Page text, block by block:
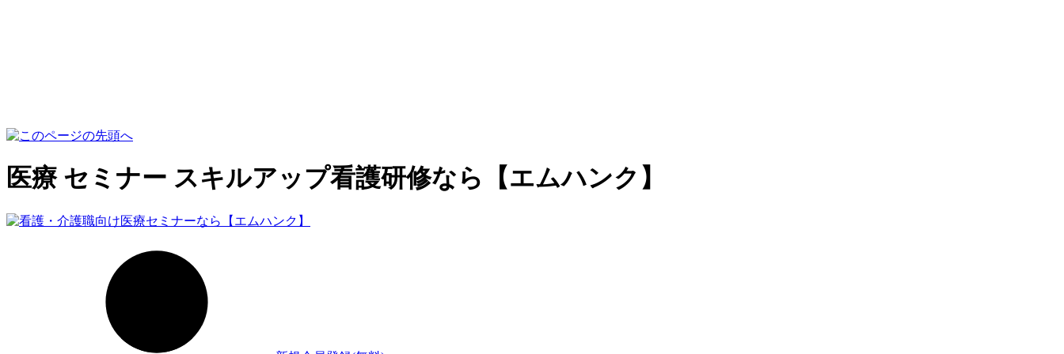
医療 セミナー スキルアップ看護研修なら【エムハンク】